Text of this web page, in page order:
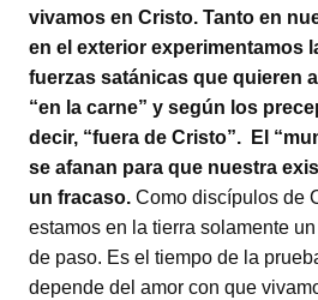
vivamos en Cristo. Tanto en
en el exterior experimentamos
fuerzas satánicas que quieren
“en la carne” y según los
decir, “fuera de Cristo”. El
se afanan para que nuestra
un fracaso. Como discípulos de
estamos en la tierra solamente
de paso. Es el tiempo de la
depende del amor con que